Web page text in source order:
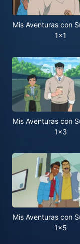
Mis Aventuras con
1x1
Mis Aventuras con
1x3
Mis Aventuras con
1x5